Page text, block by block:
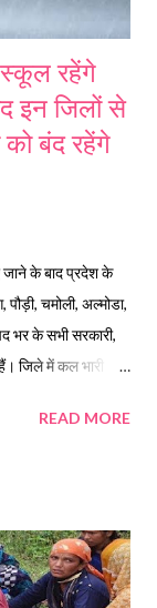
स्कूल रहेंगे
इन जिलों से
को बंद रहेंगे
जाने के बाद प्रदेश के
चमोली, अल्मोडा,
भर के सभी सरकारी,
जिले में कल भारी
सभी विद्यालय बंद रखने
के दृष्टिगत
अशासकीय व निजी
READ MORE